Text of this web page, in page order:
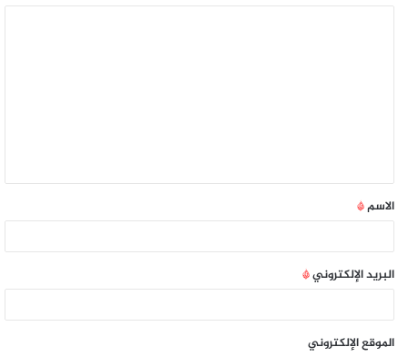
الاسم*
البريد الإلكتروني*
الموقع الإلكتروني